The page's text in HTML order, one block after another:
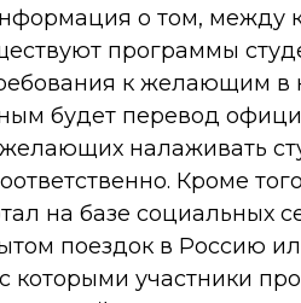
о том, между
программы
к желающим в
будет перевод
налаживать
Кроме
на базе социальных
поездок в Россию
участники